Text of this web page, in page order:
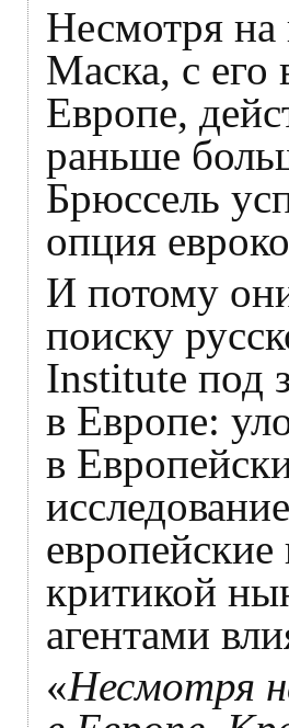
Несмотря на
Маска, с его
Европе,
раньше
Брюссель
опция
И потому
поиску
Institute под
в Европе:
в
критикой
агентами
«Несмотря